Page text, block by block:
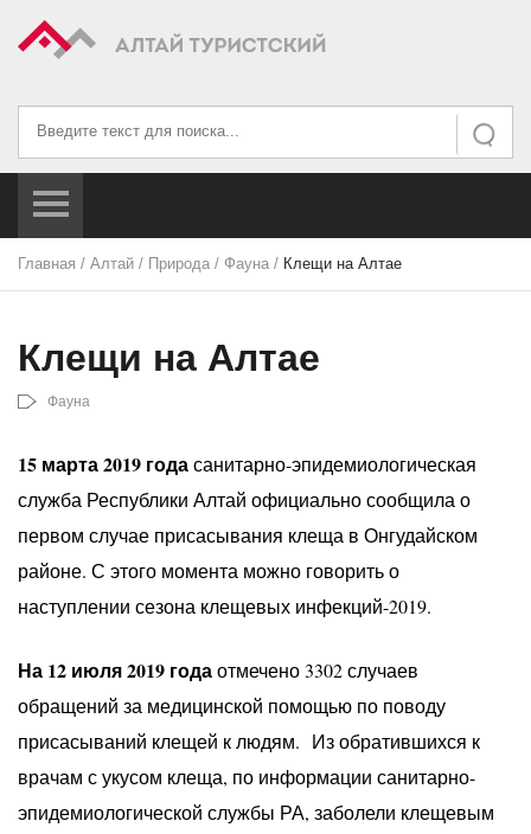
Искать
Искать...
Главная / Алтай / Природа / Фауна / Клещи на Алтае
Клещи на Алтае
Фауна
15 марта 2019 годасанитарно-эпидемиологическая
служба Республики Алтай официально сообщила о
первом случае присасывания клеща в Онгудайском
районе. С этого момента можно говорить о
наступлении сезона клещевых инфекций-2019.
На 12 июля 2019 годаотмечено 3302 случаев
обращений за медицинской помощью по поводу
присасываний клещей к людям. Из обратившихся к
врачам с укусом клеща, по информации санитарно-
эпидемиологической службы РА, заболели клещевым